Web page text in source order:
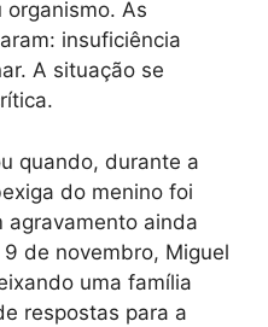
organismo. As
insuficiência
A situação se
quando, durante a
do menino foi
agravamento ainda
de novembro, Miguel
uma família
respostas para a